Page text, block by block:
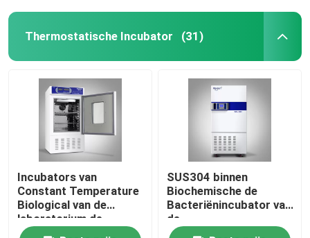
Thermostatische Incubator (31)
Incubators van
Constant Temperature
Biological van de
laboratorium de
Automatische
SUS304 binnen
Biochemische de
Bacteriënincubator van
de
Incubatormicrobiologie